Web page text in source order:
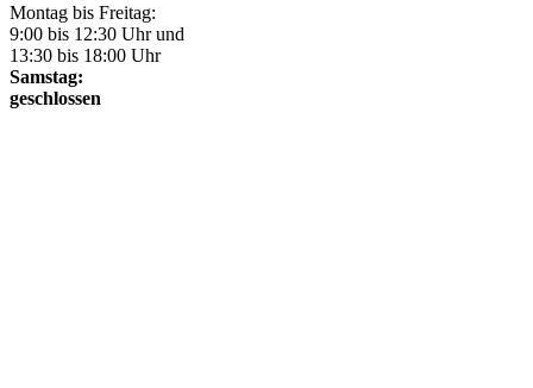
Montag bis Freitag:
9:00 bis 12:30 Uhr und
13:30 bis 18:00 Uhr
Samstag:
geschlossen